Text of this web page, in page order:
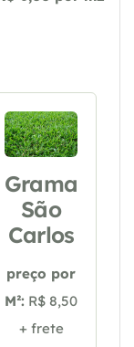
Grama
São
Carlos
preço por
M²: R$ 8,50
+ frete